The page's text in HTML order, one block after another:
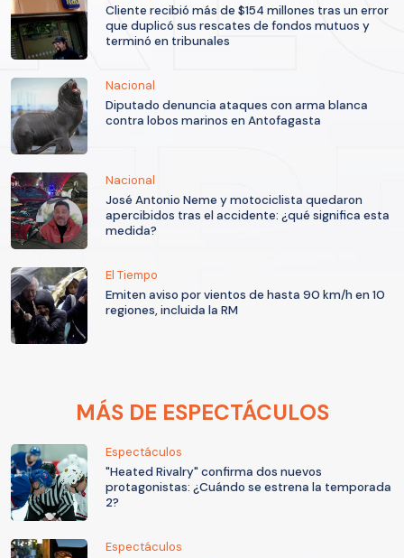
Cliente recibió más de $154 millones tras un error
que duplicó sus rescates de fondos mutuos y
terminó en tribunales
Nacional
Diputado denuncia ataques con arma blanca
contra lobos marinos en Antofagasta
Nacional
José Antonio Neme y motociclista quedaron
apercibidos tras el accidente: ¿qué significa esta
medida?
El Tiempo
Emiten aviso por vientos de hasta 90 km/h en 10
regiones, incluida la RM
MÁS DE ESPECTÁCULOS
Espectáculos
"Heated Rivalry" confirma dos nuevos
protagonistas: ¿Cuándo se estrena la temporada
2?
Espectáculos